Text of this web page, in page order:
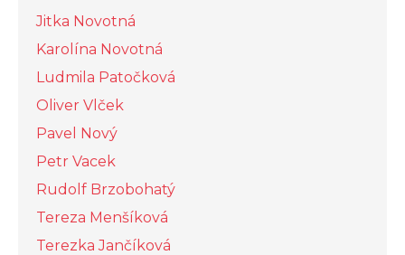
Jitka Novotná
Karolína Novotná
Ludmila Patočková
Oliver Vlček
Pavel Nový
Petr Vacek
Rudolf Brzobohatý
Tereza Menšíková
Terezka Jančíková